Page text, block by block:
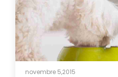
novembre 5,2015